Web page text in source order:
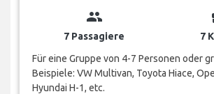
group
7 Passagiere
7
Für eine Gruppe von 4-7 Personen oder
Beispiele: VW Multivan, Toyota Hiace,
Hyundai H-1, etc.